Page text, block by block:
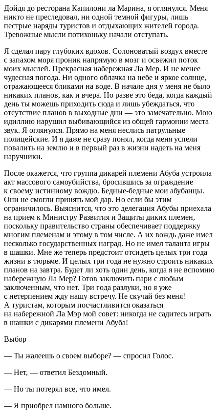
Дойдя до ресторана Капилони ла Марина, я оглянулся. Меня
никто не преследовал, ни одной темной фигуры, лишь
пестрые наряды туристов и отдыхающих жителей города.
Тревожные мысли потихоньку начали отступать.
Я сделал пару глубоких вдохов. Солоноватый воздух вместе
с запахом моря проник напрямую в мозг и освежил поток
моих мыслей. Прекрасная набережная Ла Мер. И не менее
чудесная погода. Ни одного облачка на небе и яркое солнце,
отражающееся бликами на воде. В начале дня у меня не было
никаких планов, как и вчера. Но разве это беда, когда каждый
день ты можешь приходить сюда и лишь убеждаться, что
отсутствие планов в выходные дни — это замечательно. Мою
идиллию нарушил выбивающийся из общей гармонии места
звук. Я оглянулся. Прямо на меня неслись патрульные
полицейские. И я даже не сразу понял, когда меня успели
повалить на землю и в первый раз в жизни надеть на меня
наручники.
После окажется, что группа дикарей племени Абуба устроила
акт массового самоубийства, бросившись за ограждение
к своему истинному вождю. Бедные-бедные мои абубанцы.
Они не смогли принять мой дар. Но если бы этим
ограничилось. Выяснится, что это делегация Абубы приехала
на прием к Министру Развития и Защиты диких племен,
поскольку правительство страны обеспечивает поддержку
многим племенам и этому в том числе. А их вождь даже имел
несколько государственных наград. Но не имел таланта игры
в шашки. Мне же теперь предстоит отсидеть целых три года
жизни в тюрьме. И целых три года не нужно строить никаких
планов на завтра. Будет ли хоть один день, когда я не вспомню
набережную Ла Мер? Готов заключить пари с любым
заключенным, что нет. Три года разлуки, но я уже
с нетерпением жду нашу встречу. Не скучай без меня!
А туристам, которым посчастливится оказаться
на набережной Ла Мэр мой совет: никогда не садитесь играть
в шашки с дикарями племени Абуба!
Выбор
— Ты жалеешь о своем выборе? — спросил Голос.
— Нет, — ответил Бездомный.
— Но ты потерял все, что имел.
— Я приобрел намного больше.